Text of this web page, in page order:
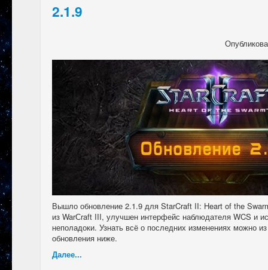
2.1.9
Вышло обновление 2.1.9 для StarCraft II: Heart of the
из WarСraft III, улучшен интерфейс наблюдателя WCS и
неполадоки. Узнать всё о последних изменениях можно
обновления ниже.
Далее...